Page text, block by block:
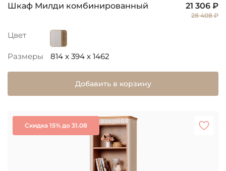
Шкаф Милди комбинированный 21 306 ₽
28 408 ₽
Цвет
Размеры 814 x 394 x 1462
Добавить в корзину
Скидка 15% до 31.08